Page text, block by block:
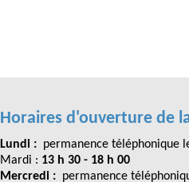
Horaires d'ouverture de
Lundi : permanence téléphonique
Mardi : 13 h 30 - 18 h 00
Mercredi : permanence